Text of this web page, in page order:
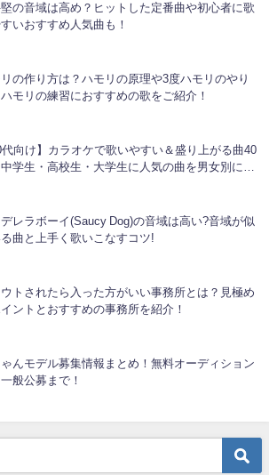
の音域は高め？ヒットした定番曲や初心者に歌
いおすすめ人気曲も！
の作り方は？ハモリの原理や3度ハモリのやり
モリの練習におすすめの歌をご紹介！
代向け】カラオケで歌いやすい＆盛り上がる曲40
学生・高校生・大学生に人気の曲を男女別に紹
レラボーイ(Saucy Dog)の音域は高い?音域が似
曲と上手く歌いこなすコツ!
ウトされたら入った方がいい事務所とは？見極め
ントとおすすめの事務所を紹介！
んモデル募集情報まとめ！無料オーディション
般公募まで！